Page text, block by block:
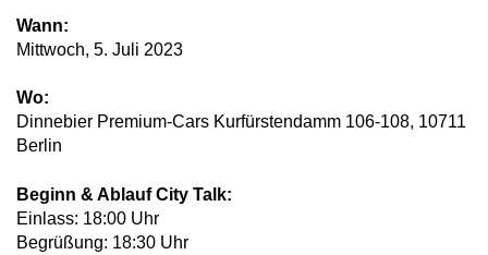
Wann:
Mittwoch, 5. Juli 2023
Wo:
Dinnebier Premium-Cars Kurfürstendamm 106-108, 10711
Berlin
Beginn & Ablauf City Talk:
Einlass: 18:00 Uhr
Begrüßung: 18:30 Uhr